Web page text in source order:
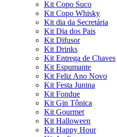
Kit Copo Suco
Kit Copo Whisky
Kit dia da Secretária
Kit Dia dos Pais
Kit Difusor
Kit Drinks
Kit Entrega de Chaves
Kit Espumante
Kit Feliz Ano Novo
Kit Festa Junina
Kit Fondue
Kit Gin Tônica
Kit Gourmet
Kit Halloween
Kit Happy Hour